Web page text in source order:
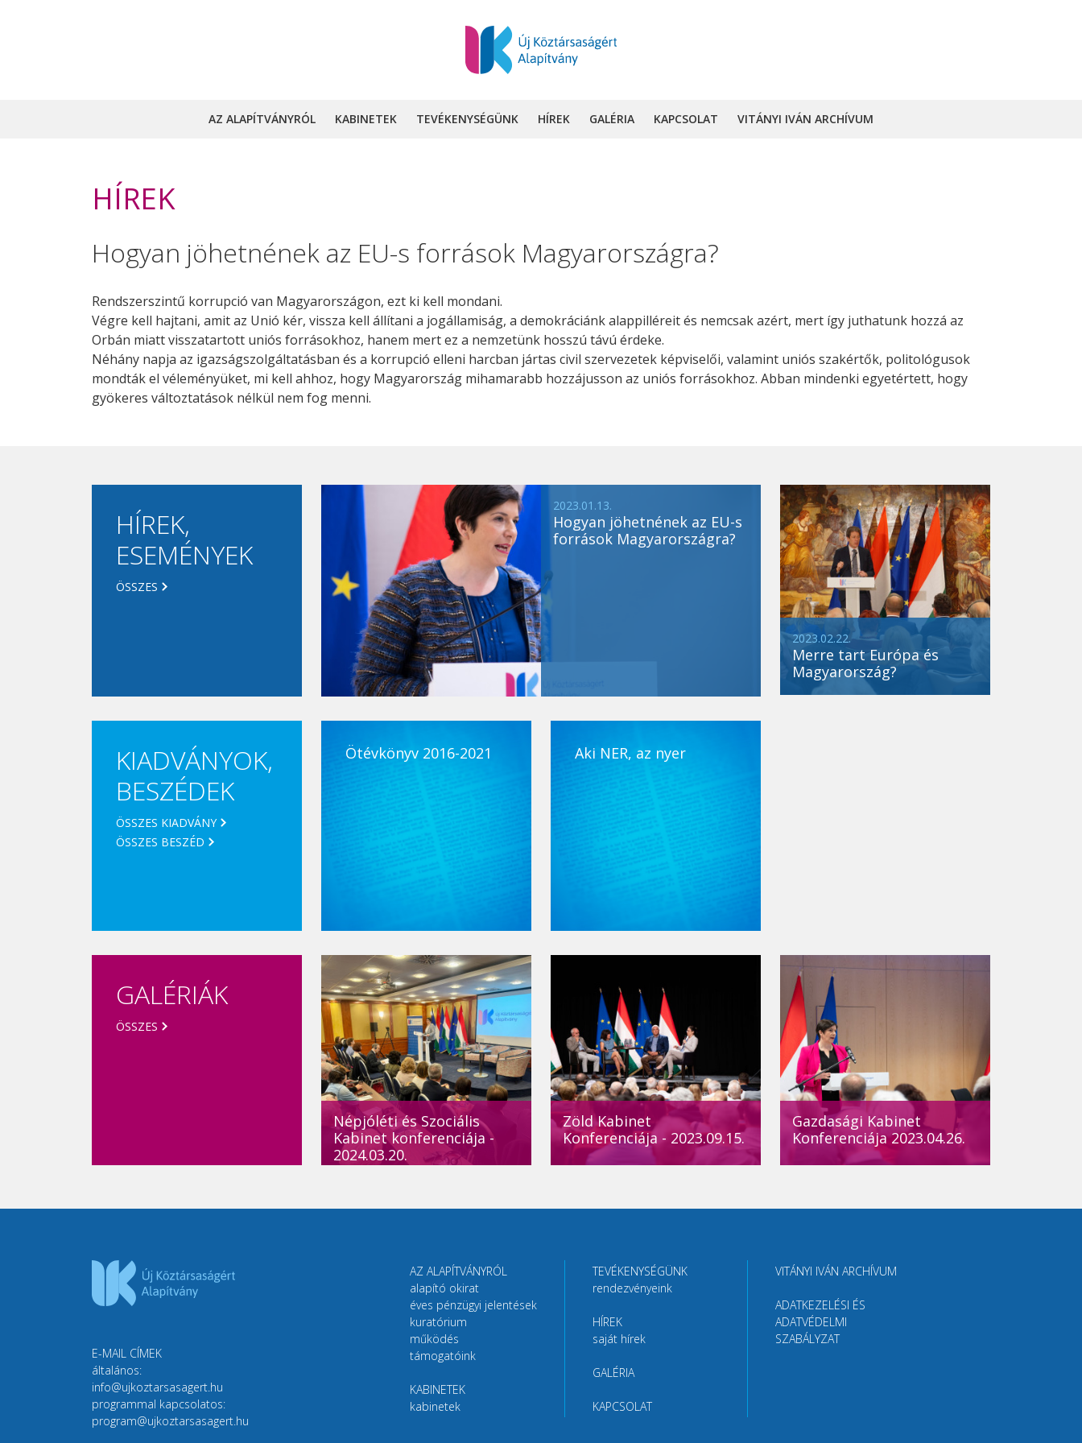
AZ ALAPÍTVÁNYRÓL KABINETEK TEVÉKENYSÉGÜNK HÍREK GALÉRIA KAPCSOLAT VITÁNYI IVÁN ARCHÍVUM
HÍREK
Hogyan jöhetnének az EU-s források Magyarországra?
Rendszerszintű korrupció van Magyarországon, ezt ki kell mondani.
Végre kell hajtani, amit az Unió kér, vissza kell állítani a jogállamiság, a demokráciánk alappilléreit és nemcsak azért, mert így juthatunk hozzá az
Orbán miatt visszatartott uniós forrásokhoz, hanem mert ez a nemzetünk hosszú távú érdeke.
Néhány napja az igazságszolgáltatásban és a korrupció elleni harcban jártas civil szervezetek képviselői, valamint uniós szakértők, politológusok
mondták el véleményüket, mi kell ahhoz, hogy Magyarország mihamarabb hozzájusson az uniós forrásokhoz. Abban mindenki egyetértett, hogy
gyökeres változtatások nélkül nem fog menni.
HÍREK,
ESEMÉNYEK
ÖSSZES
2023.01.13.
Hogyan jöhetnének az EU-s
források Magyarországra?
2023.02.22.
Merre tart Európa és
Magyarország?
KIADVÁNYOK,
BESZÉDEK
ÖSSZES KIADVÁNY
ÖSSZES BESZÉD
Ötévkönyv 2016-2021 Aki NER, az nyer
GALÉRIÁK
ÖSSZES
Népjóléti és Szociális
Kabinet konferenciája -
2024.03.20.
Zöld Kabinet
Konferenciája - 2023.09.15.
Gazdasági Kabinet
Konferenciája 2023.04.26.
E-MAIL CÍMEK
általános:
info@ujkoztarsasagert.hu
programmal kapcsolatos:
program@ujkoztarsasagert.hu
AZ ALAPÍTVÁNYRÓL
alapító okirat
éves pénzügyi jelentések
kuratórium
működés
támogatóink
KABINETEK
kabinetek
TEVÉKENYSÉGÜNK
rendezvényeink
HÍREK
saját hírek
GALÉRIA
KAPCSOLAT
VITÁNYI IVÁN ARCHÍVUM
ADATKEZELÉSI ÉS
ADATVÉDELMI
SZABÁLYZAT